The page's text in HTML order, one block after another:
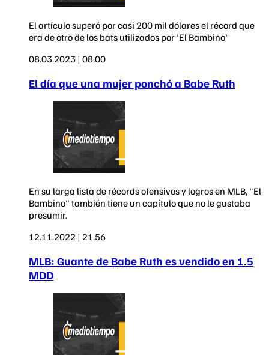
El artículo superó por casi 200 mil dólares el récord que
era de otro de los bats utilizados por 'El Bambino'
08.03.2023 | 08.00
El día que una mujer ponchó a Babe Ruth
En su larga lista de récords ofensivos y logros en MLB, "El
Bambino" también tiene un capítulo que no le gustaba
presumir.
12.11.2022 | 21.56
MLB: Guante de Babe Ruth es vendido en 1.5
MDD